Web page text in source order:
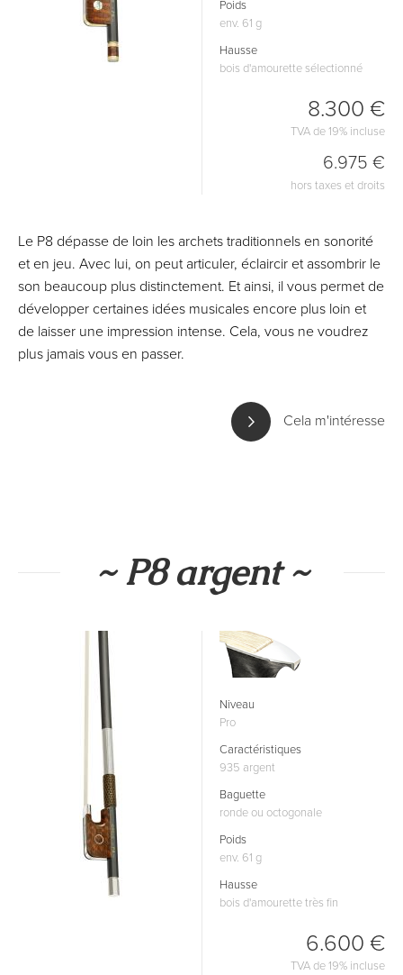
Poids
env. 61 g
Hausse
bois d'amourette sélectionné
8.300 €
TVA de 19% incluse
6.975 €
hors taxes et droits
Le P8 dépasse de loin les archets traditionnels en sonorité
et en jeu. Avec lui, on peut articuler, éclaircir et assombrir le
son beaucoup plus distinctement. Et ainsi, il vous permet de
développer certaines idées musicales encore plus loin et
de laisser une impression intense. Cela, vous ne voudrez
plus jamais vous en passer.
Cela m'intéresse
~ P8 argent ~
Niveau
Pro
Caractéristiques
935 argent
Baguette
ronde ou octogonale
Poids
env. 61 g
Hausse
bois d'amourette très fin
6.600 €
TVA de 19% incluse